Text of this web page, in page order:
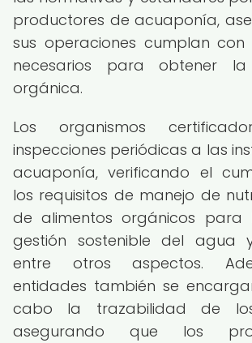
productores de acuaponía,
sus operaciones cumplan con
necesarios para obtener la
orgánica.
Los organismos
inspecciones periódicas a las
acuaponía, verificando el
los requisitos de manejo de
de alimentos orgánicos para
gestión sostenible del agua
entre otros aspectos.
entidades también se
cabo la trazabilidad de
asegurando que los